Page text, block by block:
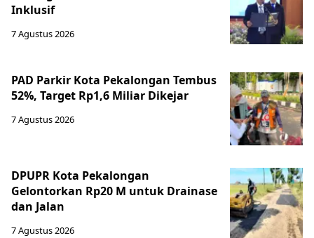
Inklusif
7 Agustus 2026
PAD Parkir Kota Pekalongan Tembus
52%, Target Rp1,6 Miliar Dikejar
7 Agustus 2026
DPUPR Kota Pekalongan
Gelontorkan Rp20 M untuk Drainase
dan Jalan
7 Agustus 2026